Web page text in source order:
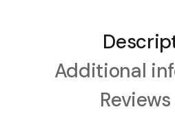
Additional